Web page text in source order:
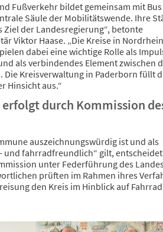
Fußverkehr bildet gemeinsam mit
Säule der Mobilitätswende. Ihre
Ziel der Landesregierung“, betonte
Viktor Haase. „Die Kreise in
dabei eine wichtige Rolle als
als verbindendes Element zwischen
Die Kreisverwaltung in Paderborn füllt
Hinsicht aus.“
erfolgt durch Kommission
auszeichnungswürdig ist und als
und fahrradfreundlich“ gilt,
unter Federführung des Landes
prüften im Rahmen ihres
den Kreis im Hinblick auf